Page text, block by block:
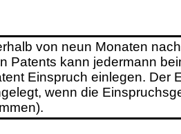
von neun Monaten
Patents kann jedermann
Einspruch einlegen. Der
wenn die